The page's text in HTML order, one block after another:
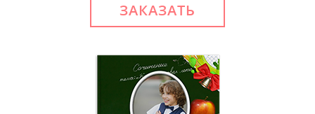
ЗАКАЗАТЬ